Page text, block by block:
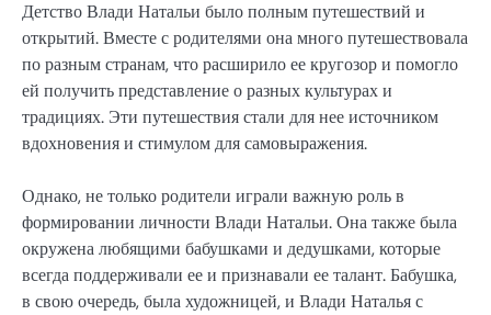
Детство Влади Натальи было полным путешествий и
открытий. Вместе с родителями она много путешествовала
по разным странам, что расширило ее кругозор и помогло
ей получить представление о разных культурах и
традициях. Эти путешествия стали для нее источником
вдохновения и стимулом для самовыражения.
Однако, не только родители играли важную роль в
формировании личности Влади Натальи. Она также была
окружена любящими бабушками и дедушками, которые
всегда поддерживали ее и признавали ее талант. Бабушка,
в свою очередь, была художницей, и Влади Наталья с